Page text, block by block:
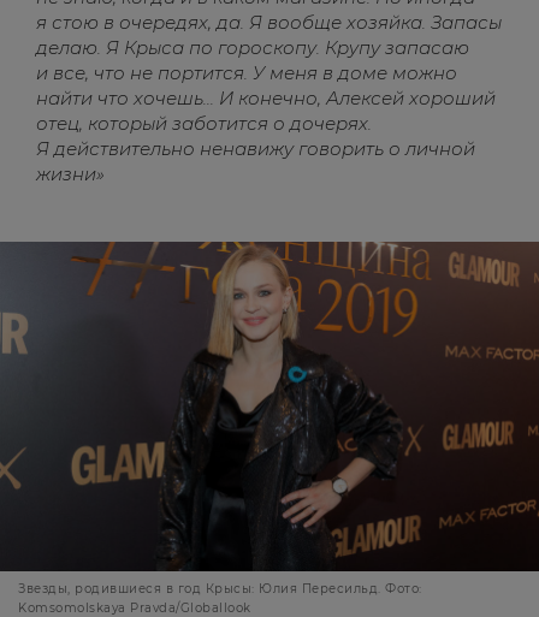
я стою в очередях, да. Я вообще хозяйка. Запасы
делаю. Я Крыса по гороскопу. Крупу запасаю
и все, что не портится. У меня в доме можно
найти что хочешь... И конечно, Алексей хороший
отец, который заботится о дочерях.
Я действительно ненавижу говорить о личной
жизни»
Звезды, родившиеся в год Крысы: Юлия Пересильд. Фото:
Komsomolskaya Pravda/Globallook